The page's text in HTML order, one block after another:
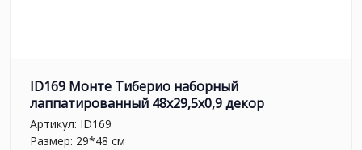
ID169 Монте Тиберио наборный
лаппатированный 48x29,5x0,9 декор
Артикул: ID169
Размер: 29*48 см